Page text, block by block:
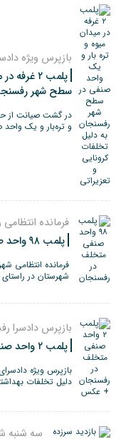
بازپرس ویژه
پلمب ۲
سطح شهر
و تره‌بار و یک
فرمانده
پلمب ۹۸ واحد صنفی متخلف در رفسنجان
شهرستان در
بازپرس دادسرا
پلمب ۲ واحد صنفی متخلف در رفسنجان + عکس
دلیل تخلفات
سه